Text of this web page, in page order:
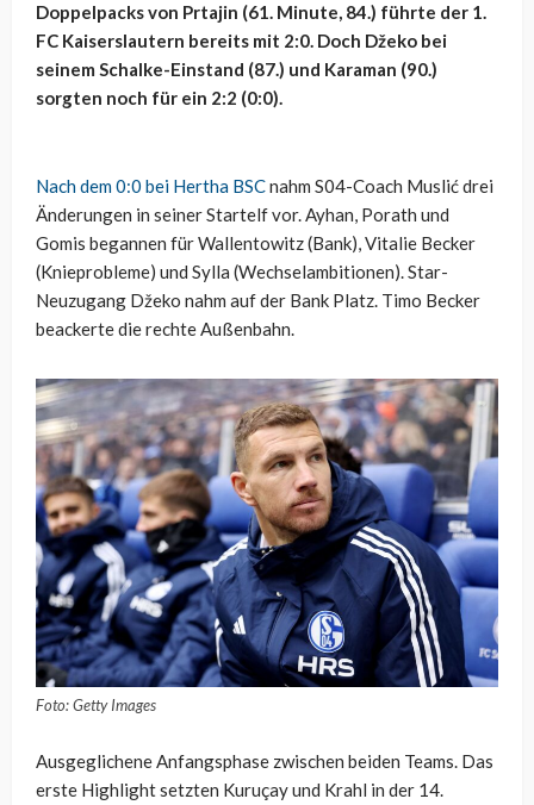
Doppelpacks von Prtajin (61. Minute, 84.) führte der 1.
FC Kaiserslautern bereits mit 2:0. Doch Džeko bei
seinem Schalke-Einstand (87.) und Karaman (90.)
sorgten noch für ein 2:2 (0:0).
Nach dem 0:0 bei Hertha BSCnahm S04-Coach Muslić drei
Änderungen in seiner Startelf vor. Ayhan, Porath und
Gomis begannen für Wallentowitz (Bank), Vitalie Becker
(Knieprobleme) und Sylla (Wechselambitionen). Star-
Neuzugang Džeko nahm auf der Bank Platz. Timo Becker
beackerte die rechte Außenbahn.
Foto: Getty Images
Ausgeglichene Anfangsphase zwischen beiden Teams. Das
erste Highlight setzten Kuruçay und Krahl in der 14.